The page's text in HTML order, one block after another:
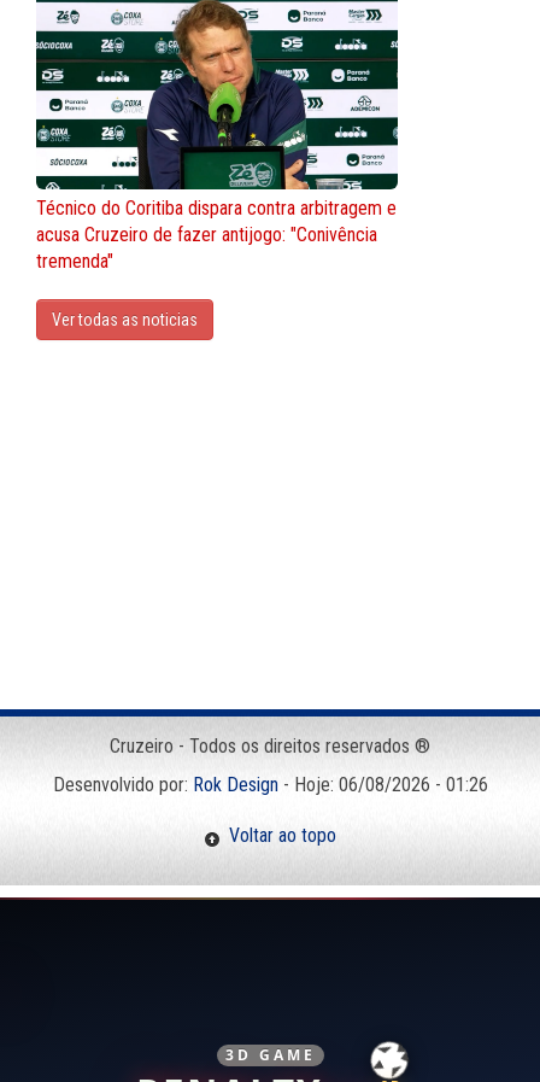
Técnico do Coritiba dispara contra arbitragem e
acusa Cruzeiro de fazer antijogo: "Conivência
tremenda"
Ver todas as noticias
Cruzeiro - Todos os direitos reservados ®
Desenvolvido por: Rok Design- Hoje: 06/08/2026 - 01:26
Voltar ao topo
3D GAME